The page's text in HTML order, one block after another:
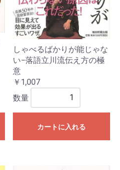
しゃべるばかりが能じゃな
い−落語立川流伝え方の極
意
￥1,007
数量
カートに入れる